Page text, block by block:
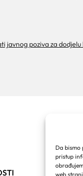
Da bismo
pristup
web21